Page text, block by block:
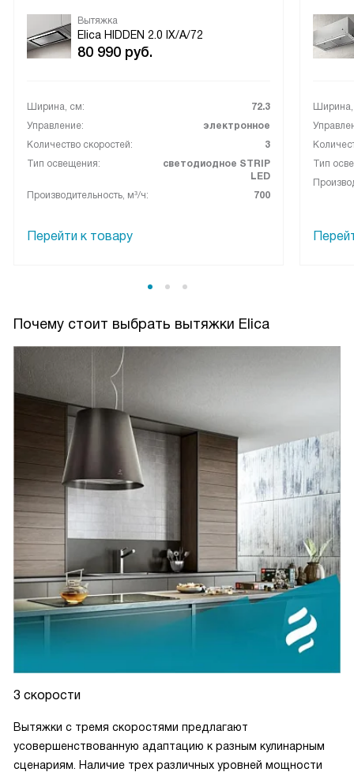
Вытяжка
Elica HIDDEN 2.0 IX/A/72
80 990 руб.
Ширина, см:
72.3
Управление:
электронное
Количество скоростей:
3
Тип освещения:
светодиодное STRIP
LED
Производительность, м³/ч:
700
Перейти к товару
Тип
Почему стоит выбрать вытяжки Elica
3 скорости
Вытяжки с тремя скоростями предлагают
усовершенствованную адаптацию к разным кулинарным
сценариям. Наличие трех различных уровней мощности